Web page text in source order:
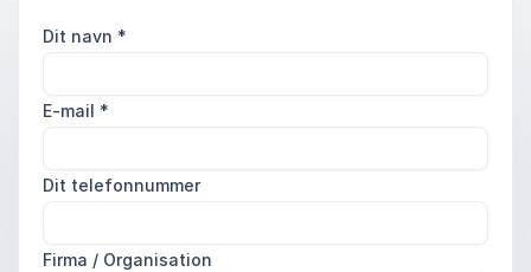
Dit navn *
E-mail *
Dit telefonnummer
Firma / Organisation